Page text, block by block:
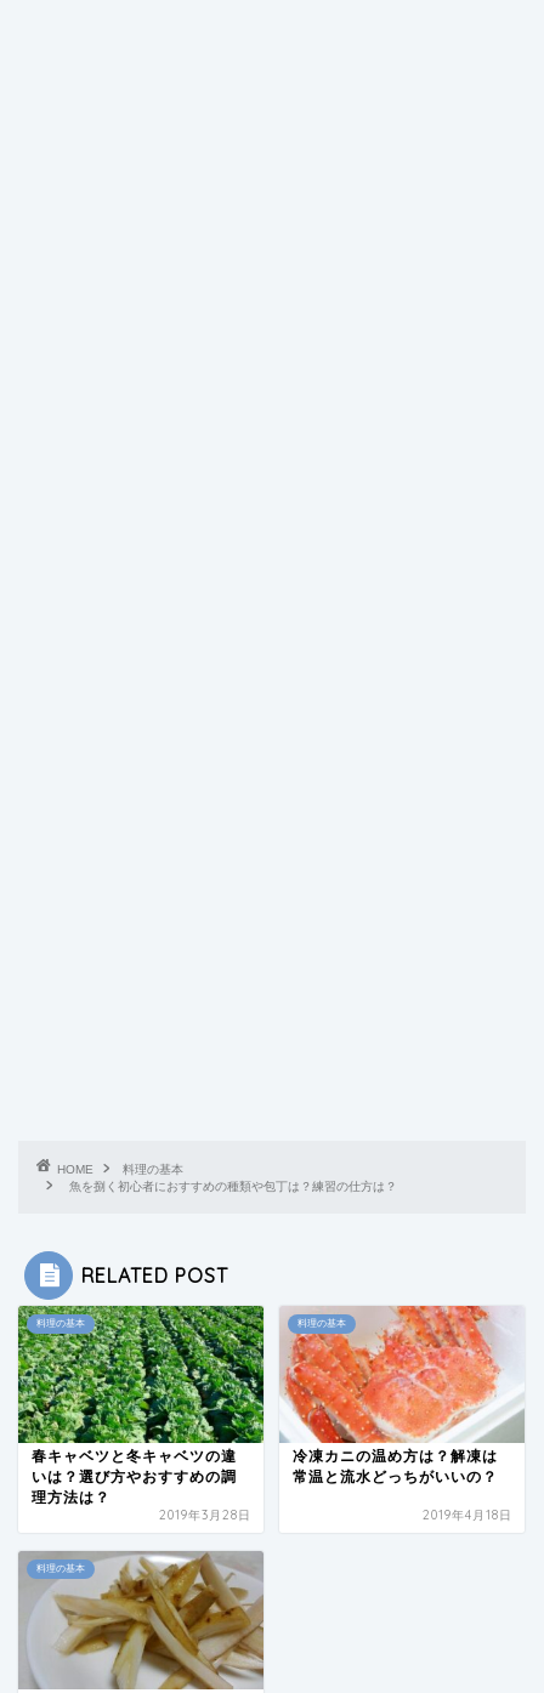
HOME
料理の基本
魚を捌く初心者におすすめの種類や包丁は？練習の仕方は？
RELATED POST
料理の基本
春キャベツと冬キャベツの違
いは？選び方やおすすめの調
理方法は？
2019年3月28日
料理の基本
冷凍カニの温め方は？解凍は
常温と流水どっちがいいの？
2019年4月18日
料理の基本